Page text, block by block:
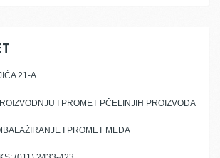
21-A
I PROMET PČELINJIH PROIZVODA
I PROMET MEDA